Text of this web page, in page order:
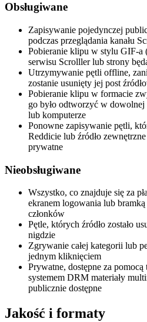
Obsługiwane
Zapisywanie pojedynczej
podczas przeglądania kanału
Pobieranie klipu w stylu GIF-
serwisu Scrolller lub strony
Utrzymywanie pętli offline,
zostanie usunięty jej post
Pobieranie klipu w formacie
go było odtworzyć w
lub komputerze
Ponowne zapisywanie pętli,
Reddicie lub źródło
prywatne
Nieobsługiwane
Wszystko, co znajduje się za
ekranem logowania lub bramką
członków
Pętle, których źródło zostało
nigdzie
Zgrywanie całej kategorii lub
jednym kliknięciem
Prywatne, dostępne za
systemem DRM materiały
publicznie dostępne
Jakość i formaty